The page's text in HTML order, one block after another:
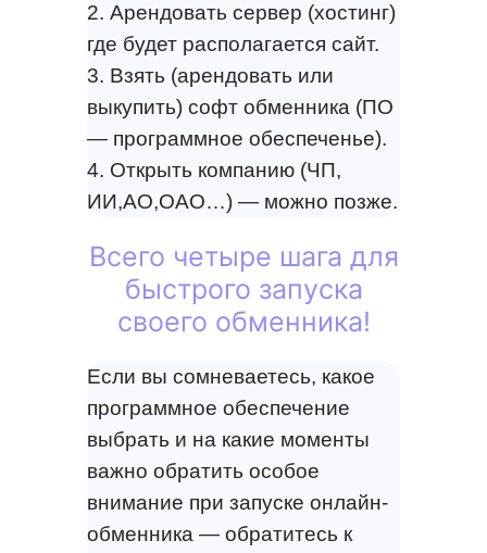
2. Арендовать сервер (хостинг)
где будет располагается сайт.
3. Взять (арендовать или
выкупить) софт обменника (ПО
— программное обеспеченье).
4. Открыть компанию (ЧП,
ИИ,АО,ОАО…) — можно позже.
Всего четыре шага для
быстрого запуска
своего обменника!
Если вы сомневаетесь, какое
программное обеспечение
выбрать и на какие моменты
важно обратить особое
внимание при запуске онлайн-
обменника — обратитесь к